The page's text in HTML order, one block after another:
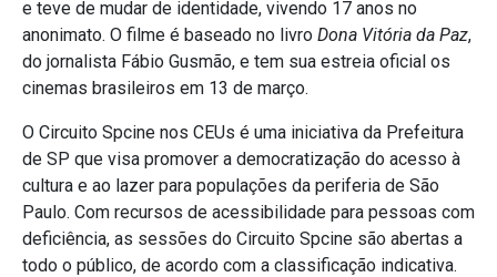
e teve de mudar de identidade, vivendo 17 anos no
anonimato. O filme é baseado no livro Dona Vitória da Paz,
do jornalista Fábio Gusmão, e tem sua estreia oficial os
cinemas brasileiros em 13 de março.
O Circuito Spcine nos CEUs é uma iniciativa da Prefeitura
de SP que visa promover a democratização do acesso à
cultura e ao lazer para populações da periferia de São
Paulo. Com recursos de acessibilidade para pessoas com
deficiência, as sessões do Circuito Spcine são abertas a
todo o público, de acordo com a classificação indicativa.